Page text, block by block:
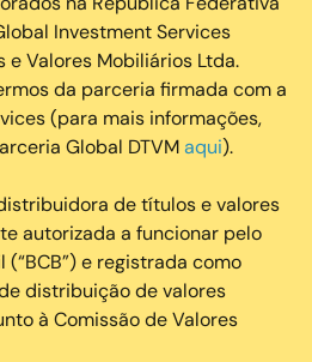
Investment Services
Valores Mobiliários Ltda.
da parceria firmada com a
(para mais informações,
Global DTVMaqui).
de títulos e valores
autorizada a funcionar pelo
e registrada como
distribuição de valores
à Comissão de Valores